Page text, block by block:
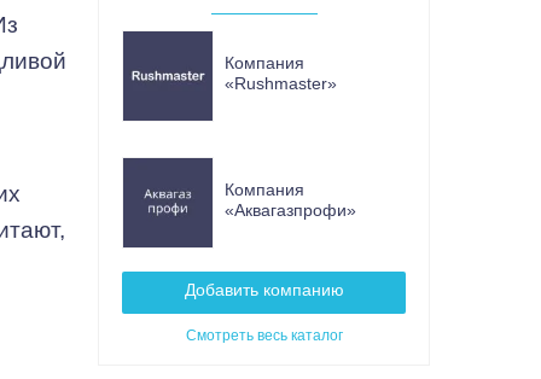
Компания
«Rushmaster»
Компания
«Аквагазпрофи»
Добавить компанию
Смотреть весь каталог